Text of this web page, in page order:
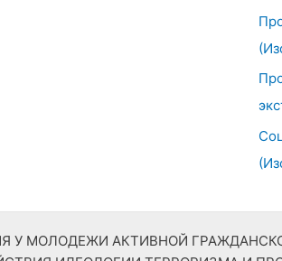
У МОЛОДЕЖИ АКТИВНОЙ